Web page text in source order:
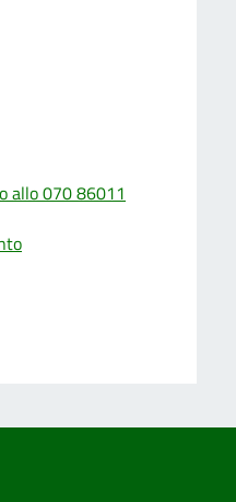
allo 070 86011